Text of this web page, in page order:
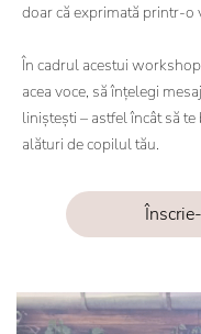
doar că exprimată printr-o
În cadrul acestui
acea voce, să înțelegi
liniștești – astfel încât să
alături de copilul tău.